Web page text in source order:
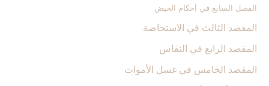
الفصل السابع في أحكام الحيض
المقصد الثالث في الاستحاضة
المقصد الرابع في النفاس‏
المقصد الخامس في غسل الأموات‏